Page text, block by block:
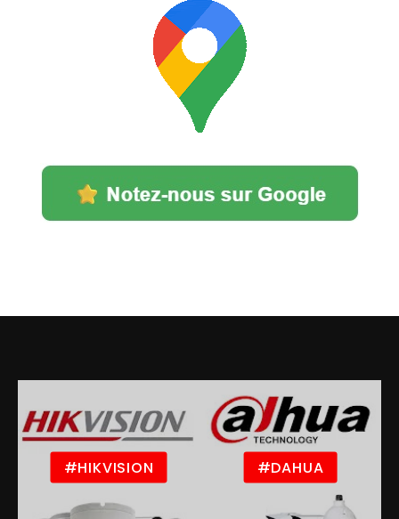
#HIKVISION #DAHUA